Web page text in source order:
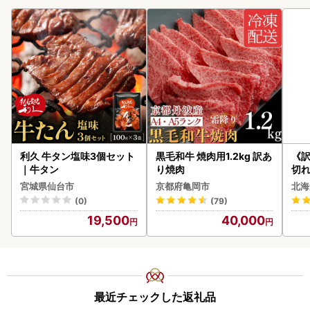
利久 牛タン塩味3個セット
｜牛タン
宮城県仙台市
(0)
19,500
黒毛和牛 焼肉用1.2kg 訳あ
り焼肉
京都府亀岡市
(79)
40,000
《
切
0g
北
最近チェックした返礼品